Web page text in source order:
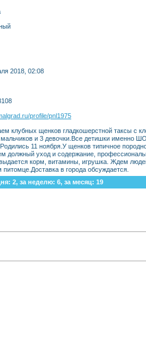
2018, 02:08
profile/pnl1975
клубных щенков гладкошерстной таксы с
и 3 девочки.Все детишки именно
11 ноября.У щенков типичное
должный уход и содержание,
корм, витамины, игрушка. Ждем
питомце.Доставка в города обсуждается.
2, за неделю: 6, за месяц: 19